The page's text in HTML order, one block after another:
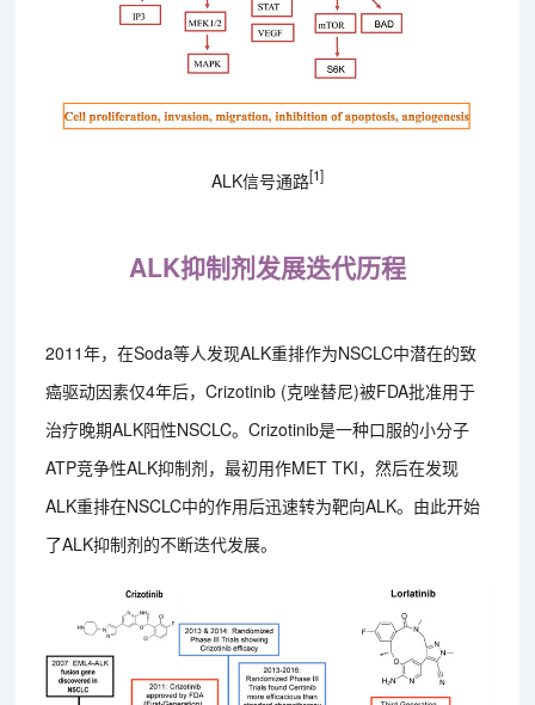
ALK信号通路[1]
ALK抑制剂发展迭代历程
2011年，在Soda等人发现ALK重排作为NSCLC中潜在的致
癌驱动因素仅4年后，Crizotinib (克唑替尼)被FDA批准用于
治疗晚期ALK阳性NSCLC。Crizotinib是一种口服的小分子
ATP竞争性ALK抑制剂，最初用作MET TKI，然后在发现
ALK重排在NSCLC中的作用后迅速转为靶向ALK。由此开始
了ALK抑制剂的不断迭代发展。